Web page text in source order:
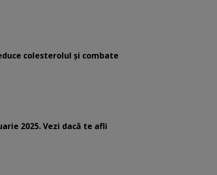
colesterolul și combate
2025. Vezi dacă te afli